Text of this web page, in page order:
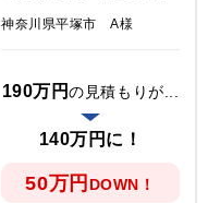
神奈川県平塚市 A様
190万円の見積もりが...
140万円に！
50万円 DOWN！